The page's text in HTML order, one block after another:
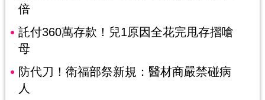
倍
託付360萬存款！兒1原因全花完甩存摺嗆
母
防代刀！衛福部祭新規：醫材商嚴禁碰病
人